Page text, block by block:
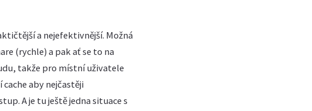
a nejefektivnější. Možná
(rychle) a pak ať se to na
takže pro místní uživatele
aby nejčastěji
A je tu ještě jedna situace s